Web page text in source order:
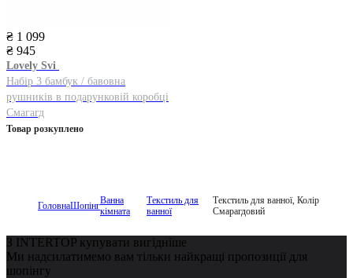
₴ 1 099
₴ 945
Lovely Svi
Набір 3 бамбук / бавовна
рушників в подарунковій коробці
Смагагд
Товар розкуплено
ГоловнаШопінгВанна
кімната
Текстиль для
ванної
Текстиль для ванної, Колір
Смарагдовий
З INTERTOP купувати вигідніше
Ми надсилатимемо вам тільки найкращі пропозиції для
шопінгу